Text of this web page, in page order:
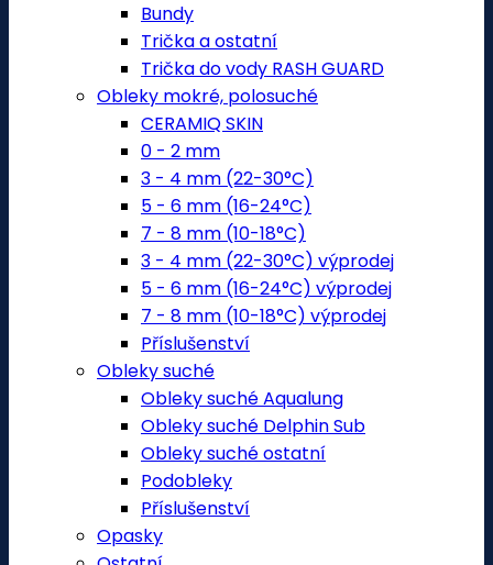
Bundy
Trička a ostatní
Trička do vody RASH GUARD
Obleky mokré, polosuché
CERAMIQ SKIN
0 - 2 mm
3 - 4 mm (22-30°C)
5 - 6 mm (16-24°C)
7 - 8 mm (10-18°C)
3 - 4 mm (22-30°C) výprodej
5 - 6 mm (16-24°C) výprodej
7 - 8 mm (10-18°C) výprodej
Příslušenství
Obleky suché
Obleky suché Aqualung
Obleky suché Delphin Sub
Obleky suché ostatní
Podobleky
Příslušenství
Opasky